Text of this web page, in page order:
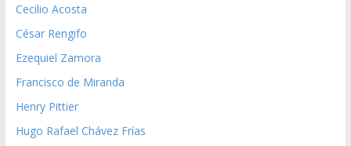
Cecilio Acosta
César Rengifo
Ezequiel Zamora
Francisco de Miranda
Henry Pittier
Hugo Rafael Chávez Frías